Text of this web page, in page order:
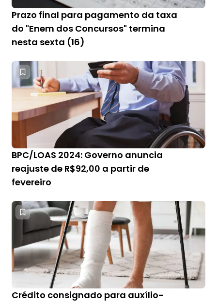
Prazo final para pagamento da taxa
do "Enem dos Concursos" termina
nesta sexta (16)
BPC/LOAS 2024: Governo anuncia
reajuste de R$92,00 a partir de
fevereiro
Crédito consignado para auxílio-